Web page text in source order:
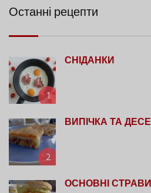
Останні рецепти
1
СНІДАНКИ
2
ВИПІЧКА ТА
ОСНОВНІ СТРАВИ